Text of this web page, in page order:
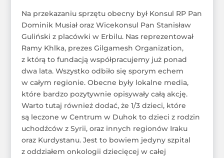
Na przekazaniu sprzętu obecny był Konsul RP Pan
Dominik Musiał oraz Wicekonsul Pan Stanisław
Guliński z placówki w Erbilu. Nas reprezentował
Ramy Khlka, prezes Gilgamesh Organization,
z którą to fundacją współpracujemy już ponad
dwa lata. Wszystko odbiło się sporym echem
w całym regionie. Obecne były lokalne media,
które bardzo pozytywnie opisywały całą akcję.
Warto tutaj również dodać, że 1/3 dzieci, które
są leczone w Centrum w Duhok to dzieci z rodzin
uchodźców z Syrii, oraz innych regionów Iraku
oraz Kurdystanu. Jest to bowiem jedyny szpital
z oddziałem onkologii dziecięcej w całej